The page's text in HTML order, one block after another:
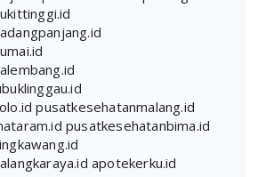
pusatkesehatanmalang.id
pusatkesehatanbima.id
apotekerku.id